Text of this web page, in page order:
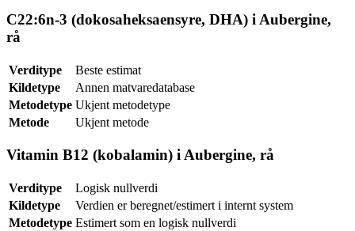
C22:6n-3 (dokosaheksaensyre, DHA) i Aubergine,
rå
Verditype
Beste estimat
Kildetype
Annen matvaredatabase
Metodetype Ukjent metodetype
Metode
Ukjent metode
Vitamin B12 (kobalamin) i Aubergine, rå
Verditype
Logisk nullverdi
Kildetype
Verdien er beregnet/estimert i internt system
Metodetype Estimert som en logisk nullverdi